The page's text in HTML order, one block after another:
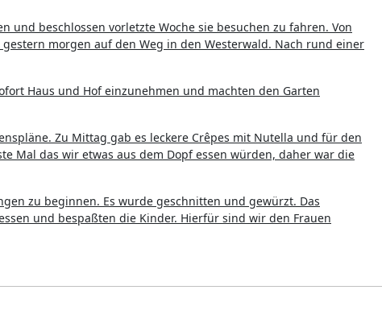
beschlossen vorletzte Woche sie besuchen zu fahren. Von
morgen auf den Weg in den Westerwald. Nach rund einer
Haus und Hof einzunehmen und machten den Garten
Zu Mittag gab es leckere Crêpes mit Nutella und für den
Mal das wir etwas aus dem Dopf essen würden, daher war die
zu beginnen. Es wurde geschnitten und gewürzt. Das
und bespaßten die Kinder. Hierfür sind wir den Frauen